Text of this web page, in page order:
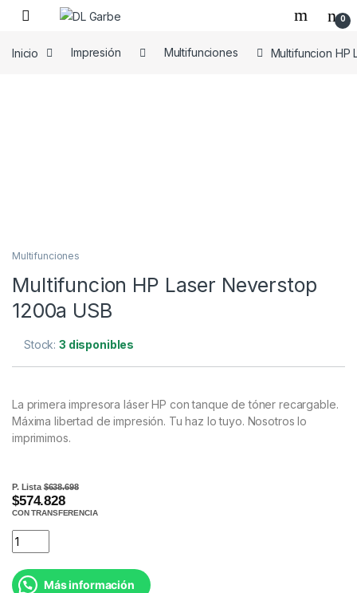
0
Inicio Impresión Multifunciones Multifuncion HP
Multifunciones
Multifuncion HP Laser Neverstop
1200a USB
Stock:3 disponibles
La primera impresora láser HP con tanque de tóner recargable.
Máxima libertad de impresión. Tu haz lo tuyo. Nosotros lo
imprimimos.
P. Lista$638.698
$574.828
CON TRANSFERENCIA
Más información